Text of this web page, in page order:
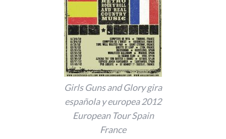
Girls Guns and Glory gira
española y europea 2012
European Tour Spain
France